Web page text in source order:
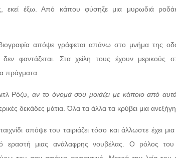
εκεί έξω. Από κάπου φύσηξε μια μυρωδιά
απόψε γράφεται απάνω στο μνήμα της
δεν φαντάζεται. Στα χείλη τους έχουν
πράγματα.
Ρόζυ,αν το όνομά σου μοιάζει με κάποιο από
δεκάδες μάτια. Όλα τα άλλα τα κρύβει μια
απόψε του ταιριάζει τόσο και άλλωστε έχει
εραστή μιας ανάλαφρης νουβέλας. Ο ρόλος του